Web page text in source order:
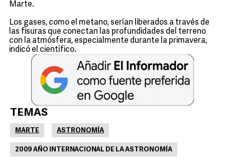
Marte.
Los gases, como el metano, serían liberados a través de
las fisuras que conectan las profundidades del terreno
con la atmósfera, especialmente durante la primavera,
indicó el científico.
TEMAS
MARTE ASTRONOMÍA
2009 AÑO INTERNACIONAL DE LA ASTRONOMÍA